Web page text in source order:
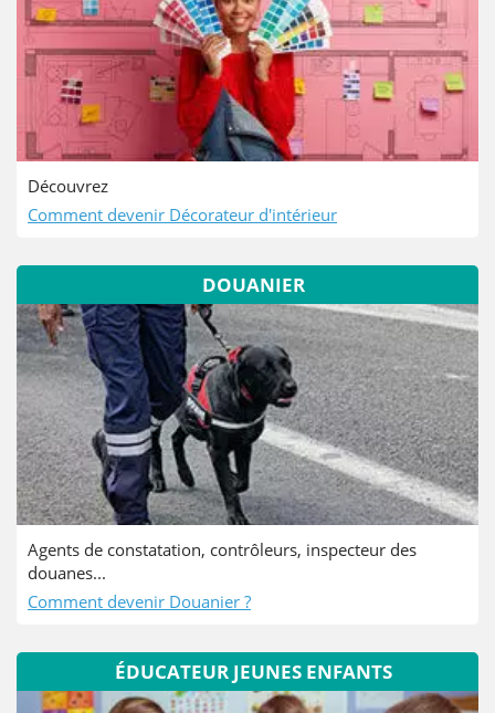
Découvrez
Comment devenir Décorateur d'intérieur
DOUANIER
Agents de constatation, contrôleurs, inspecteur des
douanes...
Comment devenir Douanier ?
ÉDUCATEUR JEUNES ENFANTS